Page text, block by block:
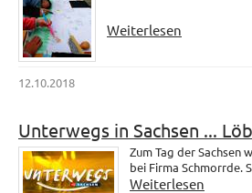
Weiterlesen
12.10.2018
Unterwegs in Sachsen ...
Zum Tag der Sachsen
bei Firma Schmorrde.
Weiterlesen